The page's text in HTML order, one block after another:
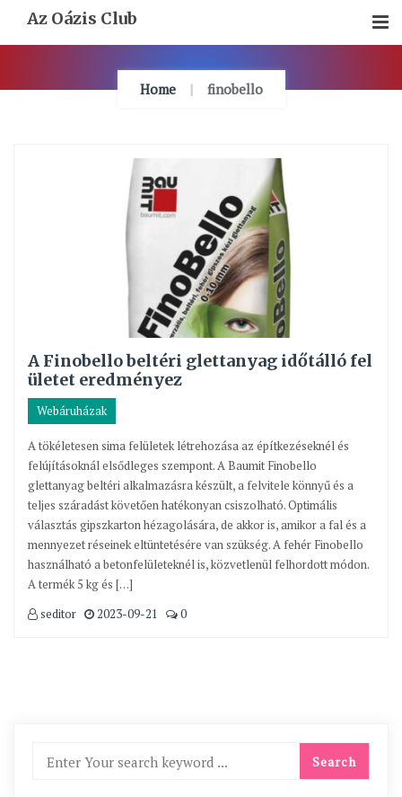
Content
Az Oázis Club
Home finobello
A Finobello beltéri glettanyag időtálló fel
ületet eredményez
Webáruházak
A tökéletesen sima felületek létrehozása az építkezéseknél és
felújításoknál elsődleges szempont. A Baumit Finobello
glettanyag beltéri alkalmazásra készült, a felvitele könnyű és a
teljes száradást követően hatékonyan csiszolható. Optimális
választás gipszkarton hézagolására, de akkor is, amikor a fal és a
mennyezet réseinek eltüntetésére van szükség. A fehér Finobello
használható a betonfelületeknél is, közvetlenül felhordott módon.
A termék 5 kg és […]
seditor
2023-09-21 0